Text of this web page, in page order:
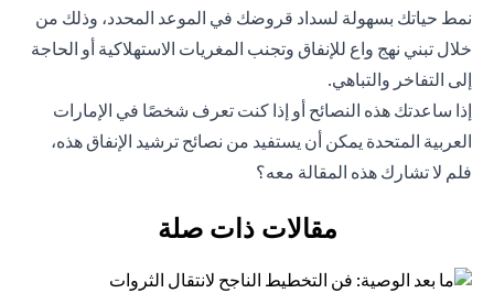
نمط حياتك بسهولة لسداد قروضك في الموعد المحدد، وذلك من
خلال تبني نهج واع للإنفاق وتجنب المغريات الاستهلاكية أو الحاجة
إلى التفاخر والتباهي.
إذا ساعدتك هذه النصائح أو إذا كنت تعرف شخصًا في الإمارات
العربية المتحدة يمكن أن يستفيد من نصائح ترشيد الإنفاق هذه،
فلم لا تشارك هذه المقالة معه؟
مقالات ذات صلة